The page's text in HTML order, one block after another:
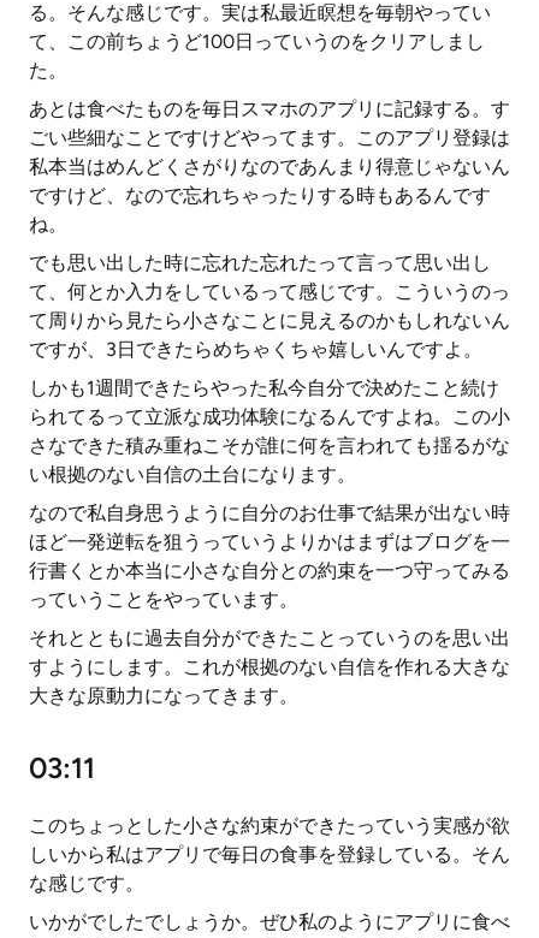
る。そんな感じです。実は私最近瞑想を毎朝やってい
て、この前ちょうど100日っていうのをクリアしまし
た。
あとは食べたものを毎日スマホのアプリに記録する。す
ごい些細なことですけどやってます。このアプリ登録は
私本当はめんどくさがりなのであんまり得意じゃないん
ですけど、なので忘れちゃったりする時もあるんです
ね。
でも思い出した時に忘れた忘れたって言って思い出し
て、何とか入力をしているって感じです。こういうのっ
て周りから見たら小さなことに見えるのかもしれないん
ですが、3日できたらめちゃくちゃ嬉しいんですよ。
しかも1週間できたらやった私今自分で決めたこと続け
られてるって立派な成功体験になるんですよね。この小
さなできた積み重ねこそが誰に何を言われても揺るがな
い根拠のない自信の土台になります。
なので私自身思うように自分のお仕事で結果が出ない時
ほど一発逆転を狙うっていうよりかはまずはブログを一
行書くとか本当に小さな自分との約束を一つ守ってみる
っていうことをやっています。
それとともに過去自分ができたことっていうのを思い出
すようにします。これが根拠のない自信を作れる大きな
大きな原動力になってきます。
03:11
このちょっとした小さな約束ができたっていう実感が欲
しいから私はアプリで毎日の食事を登録している。そん
な感じです。
いかがでしたでしょうか。ぜひ私のようにアプリに食べ